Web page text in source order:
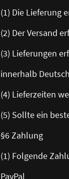
(1) Die Lieferung
(2) Der Versand
(3) Lieferungen
innerhalb
(4) Lieferzeiten
(5) Sollte ein
§6 Zahlung
(1) Folgende
PayPal